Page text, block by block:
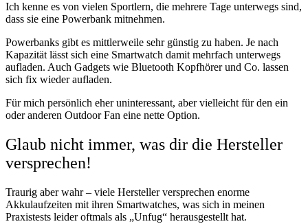
Ich kenne es von vielen Sportlern, die mehrere Tage unterwegs sind,
dass sie eine Powerbank mitnehmen.
Powerbanks gibt es mittlerweile sehr günstig zu haben. Je nach
Kapazität lässt sich eine Smartwatch damit mehrfach unterwegs
aufladen. Auch Gadgets wie Bluetooth Kopfhörer und Co. lassen
sich fix wieder aufladen.
Für mich persönlich eher uninteressant, aber vielleicht für den ein
oder anderen Outdoor Fan eine nette Option.
Glaub nicht immer, was dir die Hersteller
versprechen!
Traurig aber wahr – viele Hersteller versprechen enorme
Akkulaufzeiten mit ihren Smartwatches, was sich in meinen
Praxistests leider oftmals als „Unfug“ herausgestellt hat.